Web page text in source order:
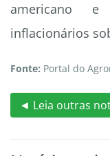
americano e
inflacionários
Fonte: Portal do
◄ Leia outras